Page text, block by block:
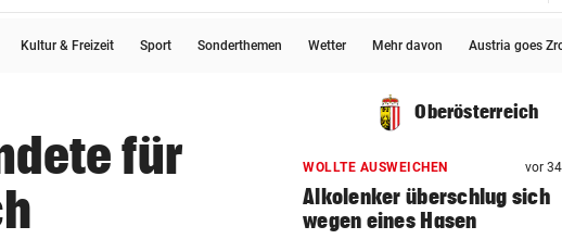
Kultur & Freizeit Sport Sonderthemen Wetter Mehr davon Austria goes
für
Oberösterreich
WOLLTE AUSWEICHEN vor
Alkolenker überschlug sich
wegen eines Hasen